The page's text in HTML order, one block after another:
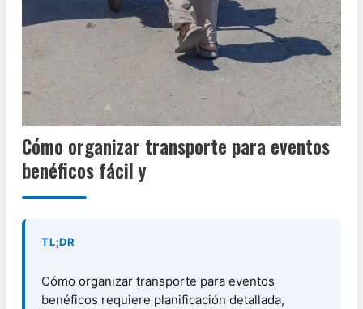
Cómo organizar transporte para eventos
benéficos fácil y
TL;DR
Cómo organizar transporte para eventos
benéficos requiere planificación detallada,